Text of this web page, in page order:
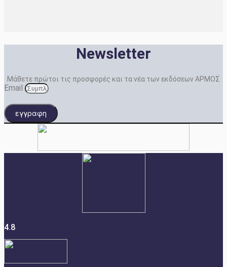
Newsletter
Μάθετε πρώτοι τις προσφορές και τα νέα των εκδόσεων ΑΡΜΟΣ
Email
εγγραφη
4.8